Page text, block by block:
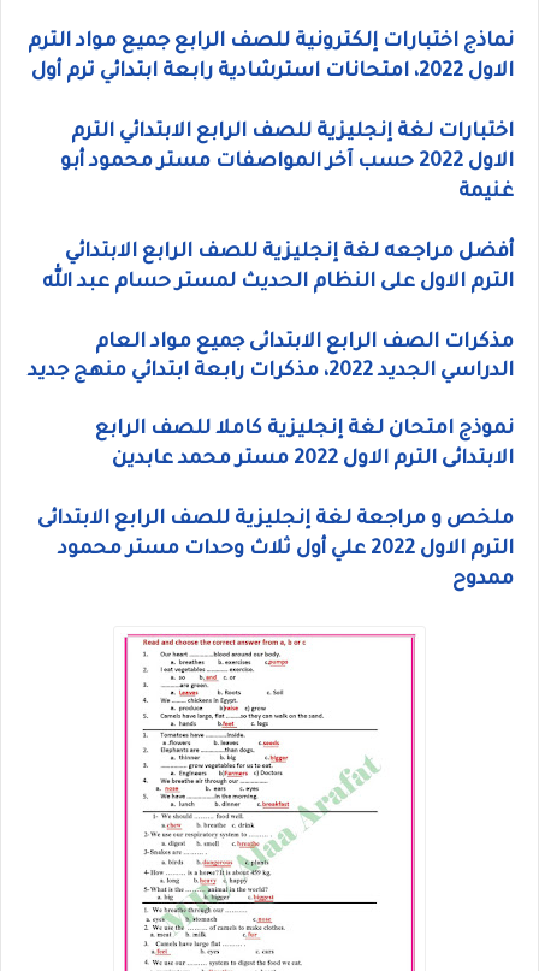
نماذج اختبارات إلكترونية للصف الرابع جميع مواد الترم
الاول 2022، امتحانات استرشادية رابعة ابتدائي ترم أول
اختبارات لغة إنجليزية للصف الرابع الابتدائي الترم
الاول 2022 حسب آخر المواصفات مستر محمود أبو
غنيمة
أفضل مراجعه لغة إنجليزية للصف الرابع الابتدائي
الترم الاول على النظام الحديث لمستر حسام عبد الله
مذكرات الصف الرابع الابتدائى جميع مواد العام
الدراسي الجديد 2022، مذكرات رابعة ابتدائي منهج جديد
نموذج امتحان لغة إنجليزية كاملا للصف الرابع
الابتدائى الترم الاول 2022 مستر محمد عابدين
ملخص و مراجعة لغة إنجليزية للصف الرابع الابتدائى
الترم الاول 2022 علي أول ثلاث وحدات مستر محمود
ممدوح